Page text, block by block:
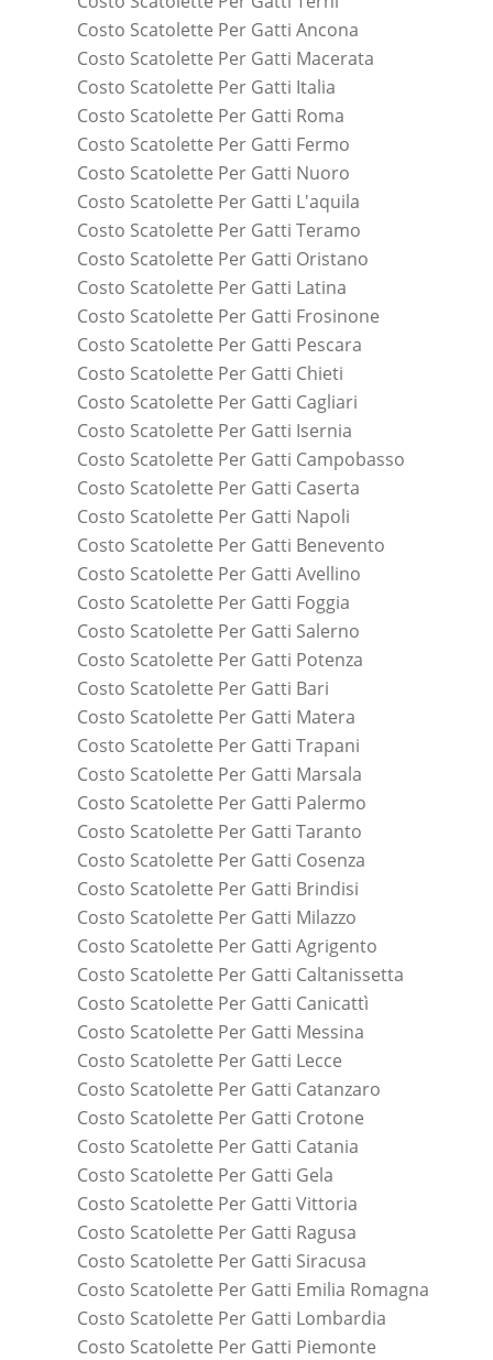
Costo Scatolette Per Gatti Ancona
Costo Scatolette Per Gatti Macerata
Costo Scatolette Per Gatti Italia
Costo Scatolette Per Gatti Roma
Costo Scatolette Per Gatti Fermo
Costo Scatolette Per Gatti Nuoro
Costo Scatolette Per Gatti L'aquila
Costo Scatolette Per Gatti Teramo
Costo Scatolette Per Gatti Oristano
Costo Scatolette Per Gatti Latina
Costo Scatolette Per Gatti Frosinone
Costo Scatolette Per Gatti Pescara
Costo Scatolette Per Gatti Chieti
Costo Scatolette Per Gatti Cagliari
Costo Scatolette Per Gatti Isernia
Costo Scatolette Per Gatti Campobasso
Costo Scatolette Per Gatti Caserta
Costo Scatolette Per Gatti Napoli
Costo Scatolette Per Gatti Benevento
Costo Scatolette Per Gatti Avellino
Costo Scatolette Per Gatti Foggia
Costo Scatolette Per Gatti Salerno
Costo Scatolette Per Gatti Potenza
Costo Scatolette Per Gatti Bari
Costo Scatolette Per Gatti Matera
Costo Scatolette Per Gatti Trapani
Costo Scatolette Per Gatti Marsala
Costo Scatolette Per Gatti Palermo
Costo Scatolette Per Gatti Taranto
Costo Scatolette Per Gatti Cosenza
Costo Scatolette Per Gatti Brindisi
Costo Scatolette Per Gatti Milazzo
Costo Scatolette Per Gatti Agrigento
Costo Scatolette Per Gatti Caltanissetta
Costo Scatolette Per Gatti Canicattì
Costo Scatolette Per Gatti Messina
Costo Scatolette Per Gatti Lecce
Costo Scatolette Per Gatti Catanzaro
Costo Scatolette Per Gatti Crotone
Costo Scatolette Per Gatti Catania
Costo Scatolette Per Gatti Gela
Costo Scatolette Per Gatti Vittoria
Costo Scatolette Per Gatti Ragusa
Costo Scatolette Per Gatti Siracusa
Costo Scatolette Per Gatti Emilia Romagna
Costo Scatolette Per Gatti Lombardia
Costo Scatolette Per Gatti Piemonte